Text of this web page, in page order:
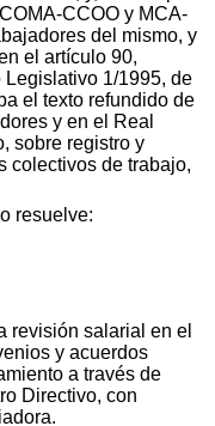
CCOO y MCA-
del mismo, y
el artículo 90,
1/1995, de
el texto refundido de
y en el Real
sobre registro y
colectivos de trabajo,
resuelve:
revisión salarial en el
y acuerdos
a través de
Directivo, con